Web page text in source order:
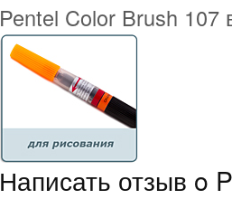
Pentel Color Brush 107
Написать отзыв o